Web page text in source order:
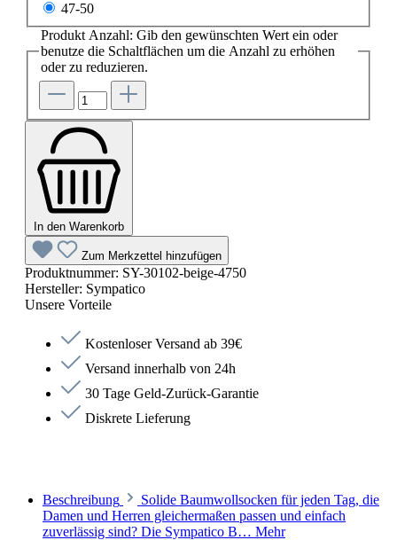
47-50
Produkt Anzahl: Gib den gewünschten Wert ein oder
benutze die Schaltflächen um die Anzahl zu erhöhen
oder zu reduzieren.
In den Warenkorb
Zum Merkzettel hinzufügen
Produktnummer: SY-30102-beige-4750
Hersteller: Sympatico
Unsere Vorteile
Kostenloser Versand ab 39€
Versand innerhalb von 24h
30 Tage Geld-Zurück-Garantie
Diskrete Lieferung
Beschreibung
Solide Baumwollsocken für jeden Tag, die
Damen und Herren gleichermaßen passen und einfach
zuverlässig sind? Die Sympatico B… Mehr